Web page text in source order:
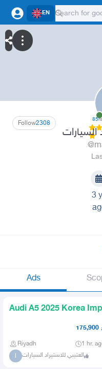
EN
2308
Follow 85
السيارات
3
Ads
Audi A5 2025
175,900
Riyadh 1 hr.
ا العتيبي للاستيراد السيارات